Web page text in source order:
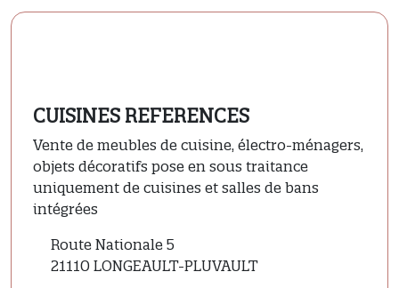
CUISINES REFERENCES
Vente de meubles de cuisine, électro-ménagers,
objets décoratifs pose en sous traitance
uniquement de cuisines et salles de bans
intégrées
Route Nationale 5
21110 LONGEAULT-PLUVAULT